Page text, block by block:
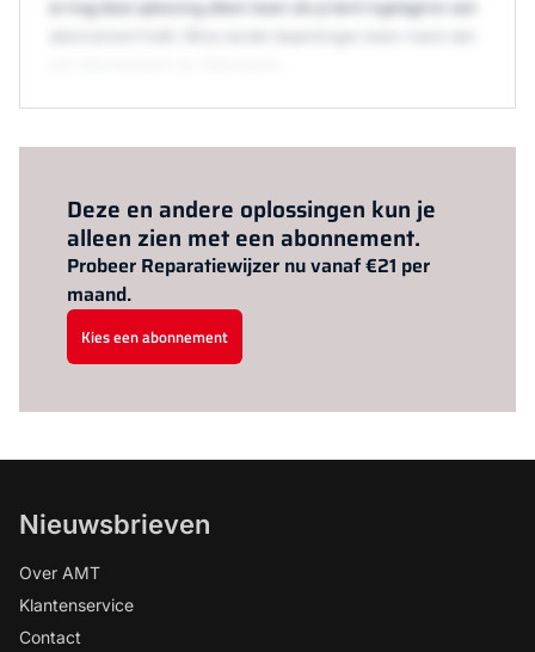
Je mag deze oplossing alleen lezen als je bent ingelogd en een
Deze en andere oplossingen kun je
alleen zien met een abonnement.
Probeer Reparatiewijzer nu vanaf €21 per
maand.
Kies een abonnement
Nieuwsbrieven
Over AMT
Klantenservice
Contact